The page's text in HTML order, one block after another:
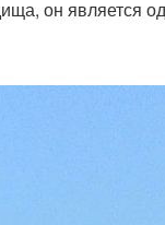
он является